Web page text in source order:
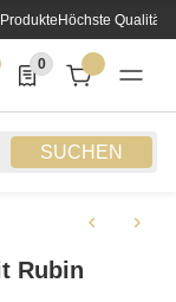
Höchste Qualität
SUCHEN
Notifizierungen
0
0 Produkte in der
Rubin